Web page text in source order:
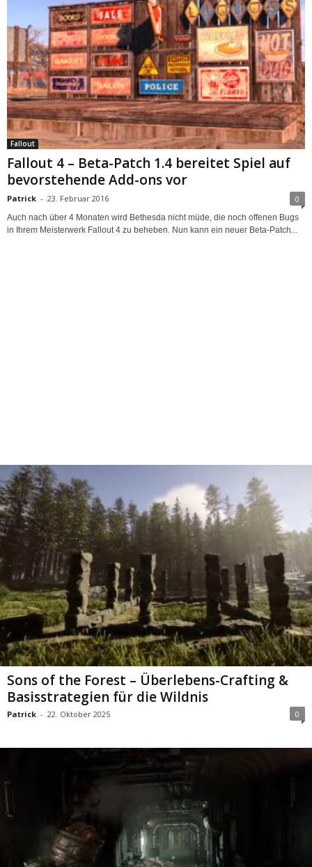
Fallout
Fallout 4 – Beta-Patch 1.4 bereitet Spiel auf
bevorstehende Add-ons vor
Patrick - 23. Februar 2016 0
Auch nach über 4 Monaten wird Bethesda nicht müde, die noch offenen Bugs
in Ihrem Meisterwerk Fallout 4 zu beheben. Nun kann ein neuer Beta-Patch...
Sons of the Forest – Überlebens-Crafting &
Basisstrategien für die Wildnis
Patrick - 22. Oktober 2025 0